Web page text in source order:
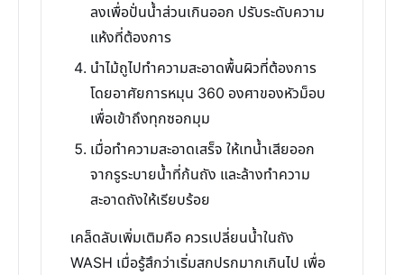
ลงเพื่อปั่นน้ำส่วนเกินออก ปรับระดับความ
แห้งที่ต้องการ
นำไม้ถูไปทำความสะอาดพื้นผิวที่ต้องการ
โดยอาศัยการหมุน 360 องศาของหัวม็อบ
เพื่อเข้าถึงทุกซอกมุม
เมื่อทำความสะอาดเสร็จ ให้เทน้ำเสียออก
จากรูระบายน้ำที่ก้นถัง และล้างทำความ
สะอาดถังให้เรียบร้อย
เคล็ดลับเพิ่มเติมคือ ควรเปลี่ยนน้ำในถัง
WASH เมื่อรู้สึกว่าเริ่มสกปรกมากเกินไป เพื่อ